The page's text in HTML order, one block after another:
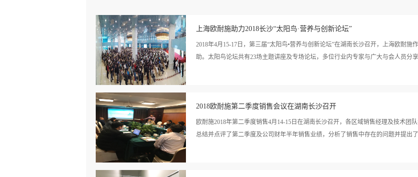
上海欧耐施助力2018长沙“太阳鸟·营养与创新论坛”
2018年4月15-17日，第三届“太阳鸟•营养与创新论坛”在湖南长沙召开，上海欧耐
助。太阳鸟论坛共有23场主题讲座及专场论坛，多位行业内专家与广大与会人员分
业交流互通的平台，面对日益严峻的畜牧产业新形势，交流应对新常态下的科技与
2018欧耐施第二季度销售会议在湖南长沙召开
欧耐施2018年第二季度销售4月14-15日在湖南长沙召开，各区域销售经理及技术团
总结并点评了第二季度及公司财年半年销售业绩，分析了销售中存在的问题并提出